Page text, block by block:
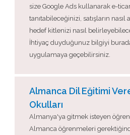
size Google Ads kullanarak e-
tanıtabileceğinizi, satışların nasıl
hedef kitlenizi nasıl
İhtiyaç duyduğunuz bilgiyi
uygulamaya geçebilirsiniz.
Almanca Dil Eğitimi
Okulları
Almanya'ya gitmek isteyen
Almanca öğrenmeleri